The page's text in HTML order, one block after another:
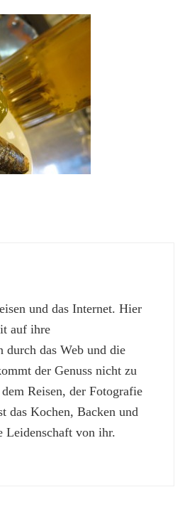
und das Internet. Hier
auf ihre
durch das Web und die
der Genuss nicht zu
Reisen, der Fotografie
das Kochen, Backen und
Leidenschaft von ihr.